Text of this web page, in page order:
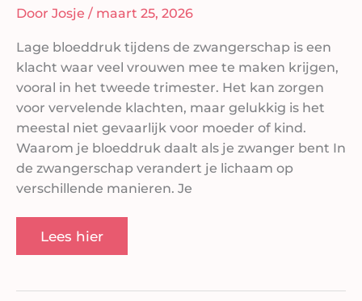
Door Josje / maart 25, 2026
Lage bloeddruk tijdens de zwangerschap is een
klacht waar veel vrouwen mee te maken krijgen,
vooral in het tweede trimester. Het kan zorgen
voor vervelende klachten, maar gelukkig is het
meestal niet gevaarlijk voor moeder of kind.
Waarom je bloeddruk daalt als je zwanger bent In
de zwangerschap verandert je lichaam op
verschillende manieren. Je
Lees hier